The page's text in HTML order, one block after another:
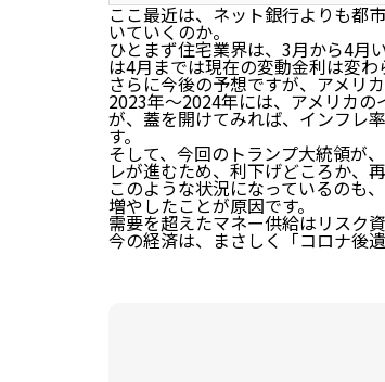
ここ最近は、ネット銀行よりも都
いていくのか。
ひとまず住宅業界は、3月から4月
は4月までは現在の変動金利は変
さらに今後の予想ですが、アメリ
2023年〜2024年には、アメリカ
が、蓋を開けてみれば、インフレ
す。
そして、今回のトランプ大統領が
レが進むため、利下げどころか、
このような状況になっているのも
増やしたことが原因です。
需要を超えたマネー供給はリスク
今の経済は、まさしく 「コロナ後